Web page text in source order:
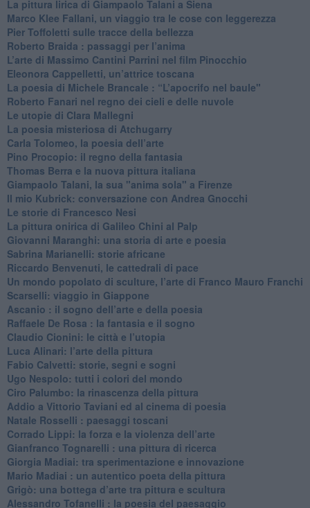
La pittura lirica di Giampaolo Talani a Siena
​Marco Klee Fallani, un viaggio tra le cose con leggerezza
​Pier Toffoletti sulle tracce della bellezza
​Roberto Braida : passaggi per l’anima
​L’arte di Massimo Cantini Parrini nel film Pinocchio
Eleonora Cappelletti, un’attrice toscana
​La poesia di Michele Brancale : “L’apocrifo nel baule"
Roberto Fanari nel regno dei cieli e delle nuvole
Le utopie di Clara Mallegni
​La poesia misteriosa di Atchugarry
Carla Tolomeo, la poesia dell’arte
Pino Procopio: il regno della fantasia
Thomas Berra e la nuova pittura italiana
Giampaolo Talani, la sua "anima sola" a Firenze
Il mio Kubrick: conversazione con Andrea Gnocchi
Le storie di Francesco Nesi
​La pittura onirica di Galileo Chini al Palp
​Giovanni Maranghi: una storia di arte e poesia
Sabrina Marianelli: storie africane
​Riccardo Benvenuti, le cattedrali di pace
​Un mondo popolato di sculture, l’arte di Franco Mauro Franchi
​Scarselli: viaggio in Giappone
​Ascanio : il sogno dell’arte e della poesia
Raffaele De Rosa : la fantasia e il sogno
​Claudio Cionini: le città e l’utopia
Luca Alinari: l’arte della pittura
​Fabio Calvetti: storie, segni e sogni
Ugo Nespolo: tutti i colori del mondo
​Ciro Palumbo: la rinascenza della pittura
​Addio a Vittorio Taviani ed al cinema di poesia
​Natale Rosselli : paesaggi toscani
​Corrado Lippi: la forza e la violenza dell’arte
Gianfranco Tognarelli : una pittura di ricerca
Giorgia Madiai: tra sperimentazione e innovazione
Mario Madiai : un autentico poeta della pittura
Grigò: una bottega d’arte tra pittura e scultura
Alessandro Tofanelli : la poesia del paesaggio